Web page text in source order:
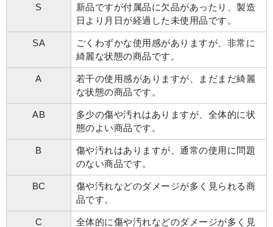
S
新品ですが付属品に欠品があったり、製造
日より月日が経過した未使用品です。
SA
ごくわずかな使用感がありますが、非常に
綺麗な状態の商品です。
A
若干の使用感がありますが、まだまだ綺麗
な状態の商品です。
AB
多少の傷や汚れはありますが、全体的に状
態のよい商品です。
B
傷や汚れはありますが、通常の使用に問題
のない商品です。
BC
傷や汚れなどのダメージが多く見られる商
品です。
C
全体的に傷や汚れなどのダメージが多く見